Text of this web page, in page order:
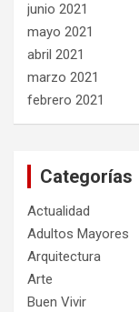
junio 2021
mayo 2021
abril 2021
marzo 2021
febrero 2021
Categorías
Actualidad
Adultos Mayores
Arquitectura
Arte
Buen Vivir